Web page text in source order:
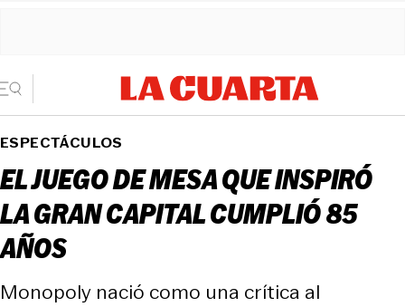
ESPECTÁCULOS
EL JUEGO DE MESA QUE INSPIRÓ
LA GRAN CAPITAL CUMPLIÓ 85
AÑOS
Monopoly nació como una crítica al